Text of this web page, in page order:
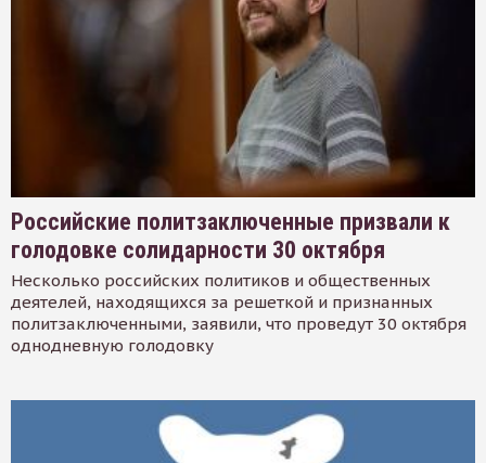
Российские политзаключенные призвали к
голодовке солидарности 30 октября
Несколько российских политиков и общественных
деятелей, находящихся за решеткой и признанных
политзаключенными, заявили, что проведут 30 октября
однодневную голодовку